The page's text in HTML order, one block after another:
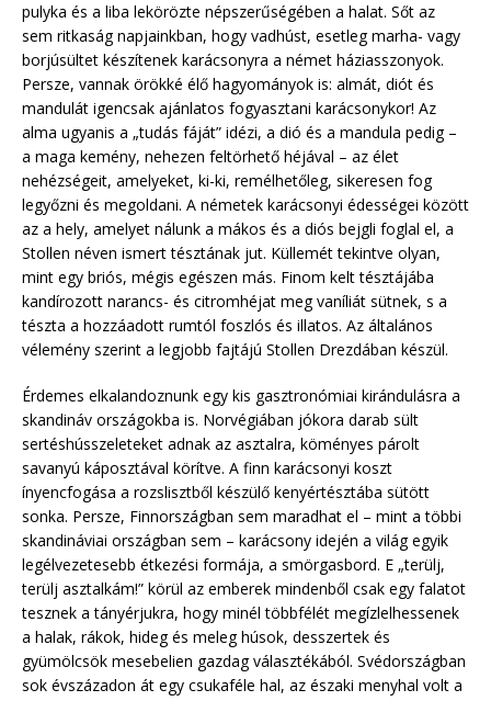
pulyka és a liba lekörözte népszerűségében a halat. Sőt az
sem ritkaság napjainkban, hogy vadhúst, esetleg marha- vagy
borjúsültet készítenek karácsonyra a német háziasszonyok.
Persze, vannak örökké élő hagyományok is: almát, diót és
mandulát igencsak ajánlatos fogyasztani karácsonykor! Az
alma ugyanis a „tudás fáját” idézi, a dió és a mandula pedig –
a maga kemény, nehezen feltörhető héjával – az élet
nehézségeit, amelyeket, ki-ki, remélhetőleg, sikeresen fog
legyőzni és megoldani. A németek karácsonyi édességei között
az a hely, amelyet nálunk a mákos és a diós bejgli foglal el, a
Stollen néven ismert tésztának jut. Küllemét tekintve olyan,
mint egy briós, mégis egészen más. Finom kelt tésztájába
kandírozott narancs- és citromhéjat meg vaníliát sütnek, s a
tészta a hozzáadott rumtól foszlós és illatos. Az általános
vélemény szerint a legjobb fajtájú Stollen Drezdában készül.
Érdemes elkalandoznunk egy kis gasztronómiai kirándulásra a
skandináv országokba is. Norvégiában jókora darab sült
sertéshússzeleteket adnak az asztalra, köményes párolt
savanyú káposztával körítve. A finn karácsonyi koszt
ínyencfogása a rozslisztből készülő kenyértésztába sütött
sonka. Persze, Finnországban sem maradhat el – mint a többi
skandináviai országban sem – karácsony idején a világ egyik
legélvezetesebb étkezési formája, a smörgasbord. E „terülj,
terülj asztalkám!” körül az emberek mindenből csak egy falatot
tesznek a tányérjukra, hogy minél többfélét megízlelhessenek
a halak, rákok, hideg és meleg húsok, desszertek és
gyümölcsök mesebelien gazdag választékából. Svédországban
sok évszázadon át egy csukaféle hal, az északi menyhal volt a